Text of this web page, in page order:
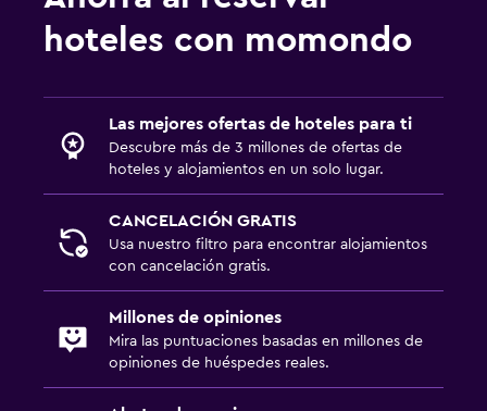
hoteles con momondo
Las mejores ofertas de hoteles para ti
Descubre más de 3 millones de ofertas de
hoteles y alojamientos en un solo lugar.
CANCELACIÓN GRATIS
Usa nuestro filtro para encontrar alojamientos
con cancelación gratis.
Millones de opiniones
Mira las puntuaciones basadas en millones de
opiniones de huéspedes reales.